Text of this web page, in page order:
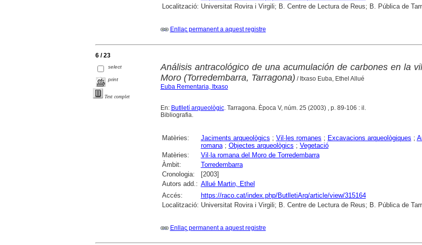
Localització: Universitat Rovira i Virgili; B. Centre de Lectura de Reus; B. Pública de
Enllaç permanent a aquest registre
6 / 23
select
print
Text complet
Análisis antracológico de una acumulación de carbones en la
Moro (Torredembarra, Tarragona) / Itxaso Euba, Ethel Allué
Euba Rementaria, Itxaso
En: Butlletí arqueològic. Tarragona. Època V, núm. 25 (2003) , p. 89-106 : il.
Bibliografia.
Matèries: Jaciments arqueològics ; Vil·les romanes ; Excavacions arqueològiques ;
romana; Objectes arqueològics ; Vegetació
Matèries:
Vil·la romana del Moro de Torredembarra
Àmbit:
Torredembarra
Cronologia:
[2003]
Autors add.: Allué Martin, Ethel
Accés:
https://raco.cat/index.php/ButlletiArq/article/view/315164
Localització: Universitat Rovira i Virgili; B. Centre de Lectura de Reus; B. Pública de
Enllaç permanent a aquest registre